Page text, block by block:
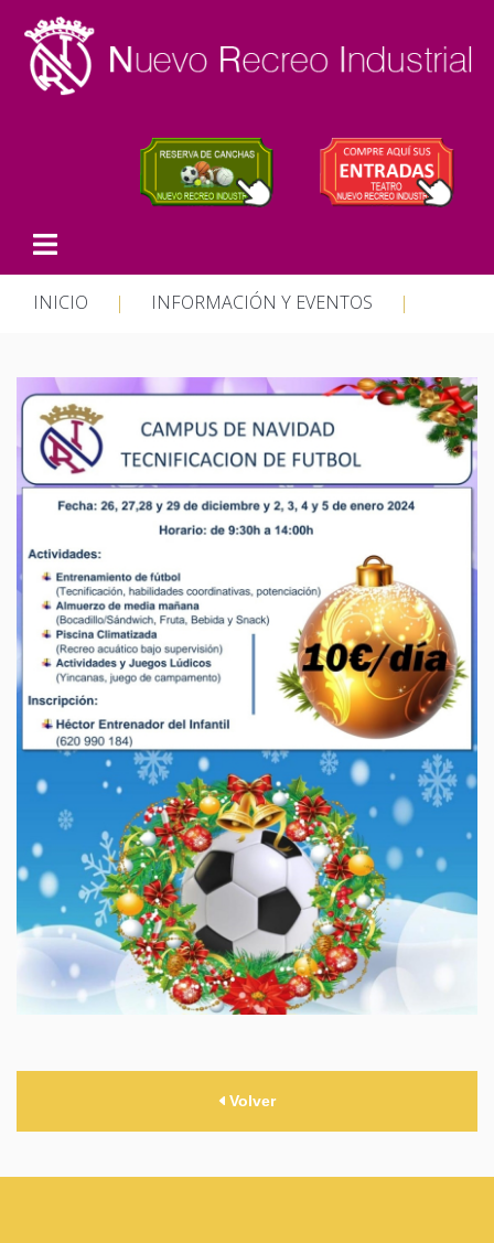
INICIO | INFORMACIÓN Y EVENTOS |
Volver